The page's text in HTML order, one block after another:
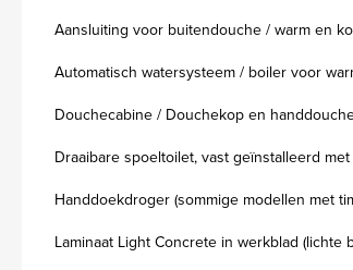
Aansluiting voor buitendouche / warm en
Automatisch watersysteem / boiler voor
Douchecabine / Douchekop en
Draaibare spoeltoilet, vast geïnstalleerd
Handdoekdroger (sommige modellen met
Laminaat Light Concrete in werkblad (lichte